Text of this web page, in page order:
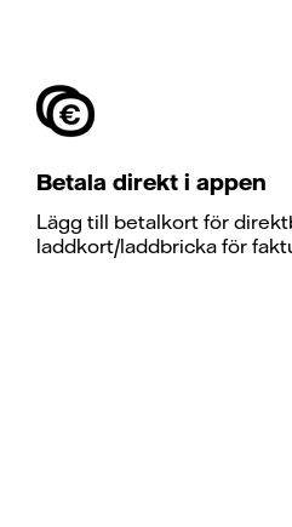
Betala direkt i appen
Lägg till betalkort för
laddkort/laddbricka för